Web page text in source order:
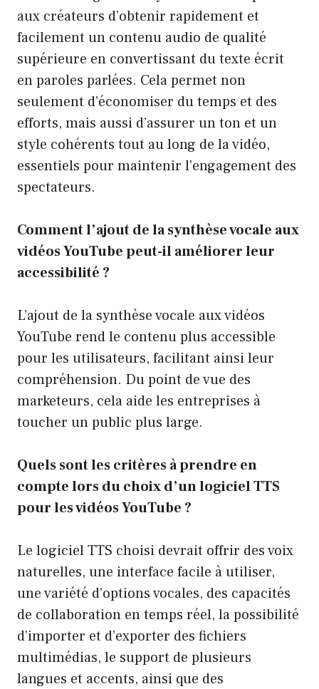
aux créateurs d’obtenir rapidement et
facilement un contenu audio de qualité
supérieure en convertissant du texte écrit
en paroles parlées. Cela permet non
seulement d’économiser du temps et des
efforts, mais aussi d’assurer un ton et un
style cohérents tout au long de la vidéo,
essentiels pour maintenir l’engagement des
spectateurs.
Comment l’ajout de la synthèse vocale aux
vidéos YouTube peut-il améliorer leur
accessibilité ?
L’ajout de la synthèse vocale aux vidéos
YouTube rend le contenu plus accessible
pour les utilisateurs, facilitant ainsi leur
compréhension. Du point de vue des
marketeurs, cela aide les entreprises à
toucher un public plus large.
Quels sont les critères à prendre en
compte lors du choix d’un logiciel TTS
pour les vidéos YouTube ?
Le logiciel TTS choisi devrait offrir des voix
naturelles, une interface facile à utiliser,
une variété d’options vocales, des capacités
de collaboration en temps réel, la possibilité
d’importer et d’exporter des fichiers
multimédias, le support de plusieurs
langues et accents, ainsi que des